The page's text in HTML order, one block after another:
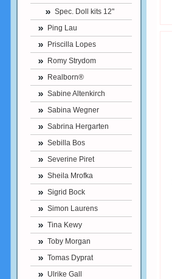
Spec. Doll kits 12"
Ping Lau
Priscilla Lopes
Romy Strydom
Realborn®
Sabine Altenkirch
Sabina Wegner
Sabrina Hergarten
Sebilla Bos
Severine Piret
Sheila Mrofka
Sigrid Bock
Simon Laurens
Tina Kewy
Toby Morgan
Tomas Dyprat
Ulrike Gall